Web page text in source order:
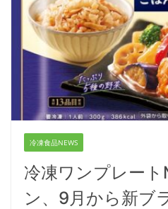
冷凍食品NEWS
冷凍ワンプレー
ン、9月から新ブ